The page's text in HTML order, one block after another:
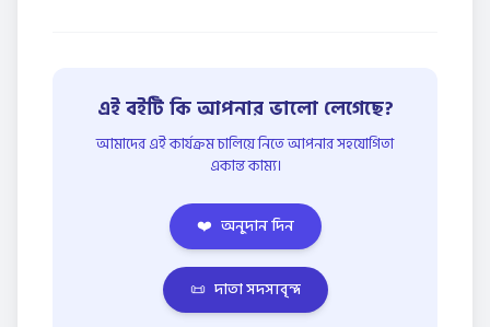
এই বইটি কি আপনার ভালো লেগেছে?
আমাদের এই কার্যক্রম চালিয়ে নিতে আপনার সহযোগিতা
একান্ত কাম্য।
❤️ অনুদান দিন
📜 দাতা সদস্যবৃন্দ